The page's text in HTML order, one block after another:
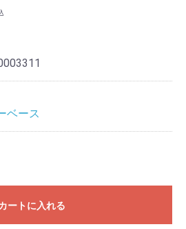
ベース
ートに入れる